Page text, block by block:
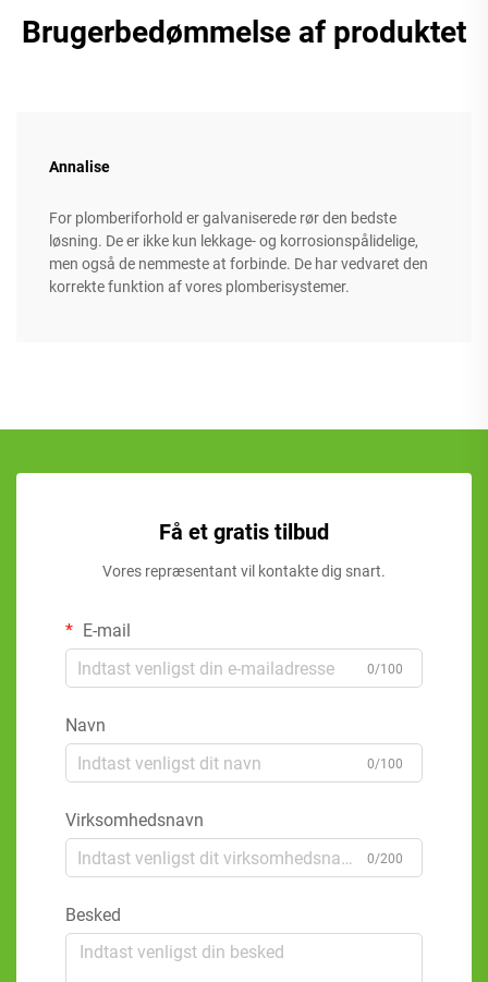
Brugerbedømmelse af produktet
Annalise
For plomberiforhold er galvaniserede rør den bedste
løsning. De er ikke kun lekkage- og korrosionspålidelige,
men også de nemmeste at forbinde. De har vedvaret den
korrekte funktion af vores plomberisystemer.
Få et gratis tilbud
Vores repræsentant vil kontakte dig snart.
E-mail
0/100
Navn
0/100
Virksomhedsnavn
0/200
Besked